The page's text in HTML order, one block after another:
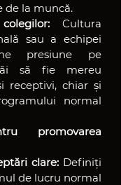
de la muncă.
Cultura
sau a echipei
presiune pe
să fie mereu
receptivi, chiar și
normal
promovarea
clare: Definiți
de lucru normal